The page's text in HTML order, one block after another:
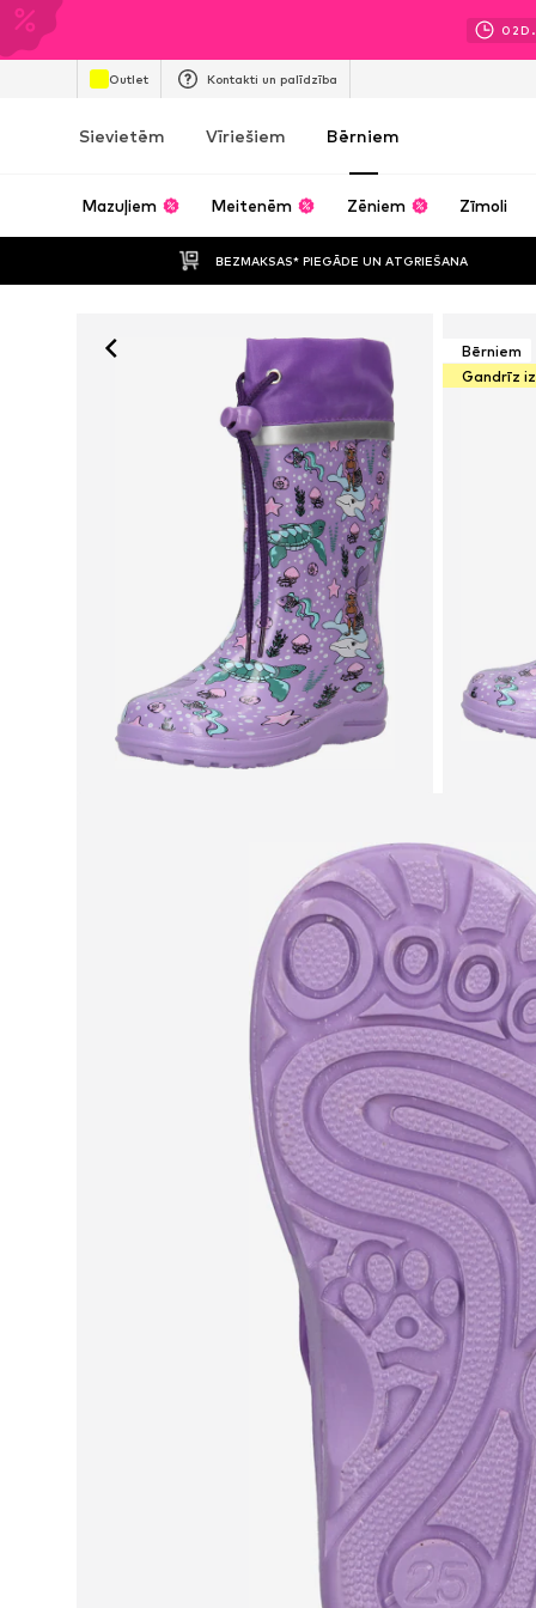
02D.
Outlet Kontakti un palīdzība
Sievietēm Vīriešiem Bērniem
Mazuļiem Meitenēm Zēniem Zīmoli
BEZMAKSAS* PIEGĀDE UN ATGRIEŠANA
Bērniem
Gandrīz